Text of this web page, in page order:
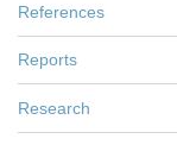
References
Reports
Research